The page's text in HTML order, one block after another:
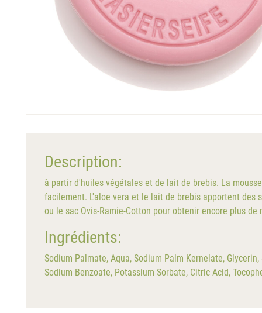
Description:
à partir d'huiles végétales et de lait de brebis. La
facilement. L'aloe vera et le lait de brebis apportent des
ou le sac Ovis-Ramie-Cotton pour obtenir encore plus
Ingrédients:
Sodium Palmate, Aqua, Sodium Palm Kernelate,
Sodium Benzoate, Potassium Sorbate, Citric Acid,